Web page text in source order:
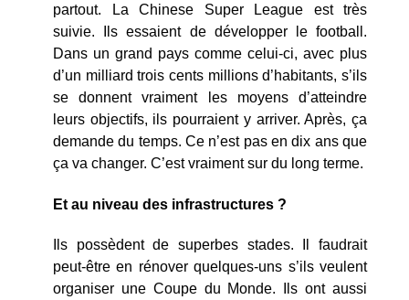
partout. La Chinese Super League est très
suivie. Ils essaient de développer le football.
Dans un grand pays comme celui-ci, avec plus
d’un milliard trois cents millions d’habitants, s’ils
se donnent vraiment les moyens d’atteindre
leurs objectifs, ils pourraient y arriver. Après, ça
demande du temps. Ce n’est pas en dix ans que
ça va changer. C’est vraiment sur du long terme.
Et au niveau des infrastructures ?
Ils possèdent de superbes stades. Il faudrait
peut-être en rénover quelques-uns s’ils veulent
organiser une Coupe du Monde. Ils ont aussi